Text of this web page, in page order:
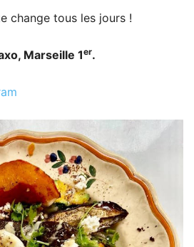
change tous les jours !
Marseille 1er.